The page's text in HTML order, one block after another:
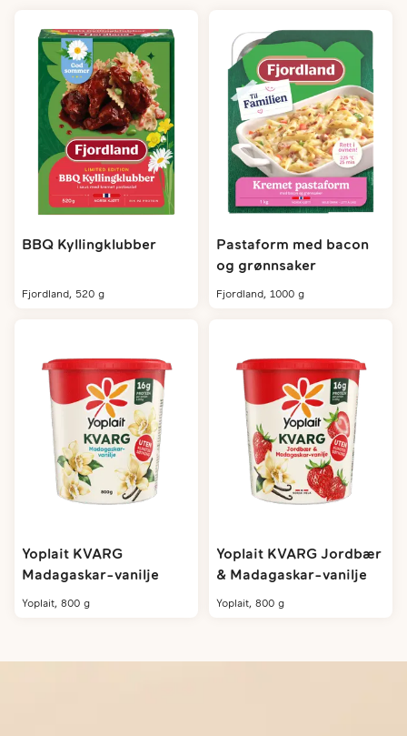
BBQ Kyllingklubber
fjordland, 520 g
Pastaform med bacon
og grønnsaker
fjordland, 1000 g
Yoplait KVARG
Madagaskar-vanilje
yoplait, 800 g
Yoplait KVARG Jordbær
& Madagaskar-vanilje
yoplait, 800 g